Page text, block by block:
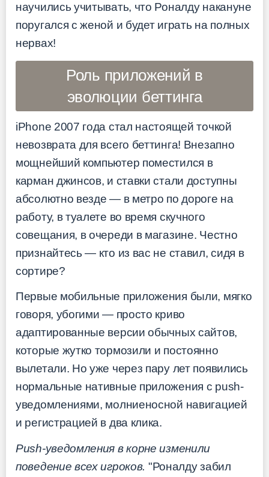
научились учитывать, что Роналду накануне
поругался с женой и будет играть на полных
нервах!
Роль приложений в
эволюции беттинга
iPhone 2007 года стал настоящей точкой
невозврата для всего беттинга! Внезапно
мощнейший компьютер поместился в
карман джинсов, и ставки стали доступны
абсолютно везде — в метро по дороге на
работу, в туалете во время скучного
совещания, в очереди в магазине. Честно
признайтесь — кто из вас не ставил, сидя в
сортире?
Первые мобильные приложения были, мягко
говоря, убогими — просто криво
адаптированные версии обычных сайтов,
которые жутко тормозили и постоянно
вылетали. Но уже через пару лет появились
нормальные нативные приложения с push-
уведомлениями, молниеносной навигацией
и регистрацией в два клика.
Push-уведомления в корне изменили
поведение всех игроков. "Роналду забил